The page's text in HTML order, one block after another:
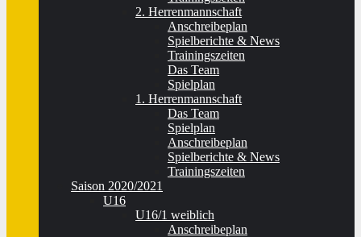
2. Herrenmannschaft
Anschreibeplan
Spielberichte & News
Trainingszeiten
Das Team
Spielplan
1. Herrenmannschaft
Das Team
Spielplan
Anschreibeplan
Spielberichte & News
Trainingszeiten
Saison 2020/2021
U16
U16/1 weiblich
Anschreibeplan